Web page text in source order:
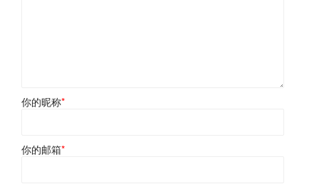
你的昵称*
你的邮箱*